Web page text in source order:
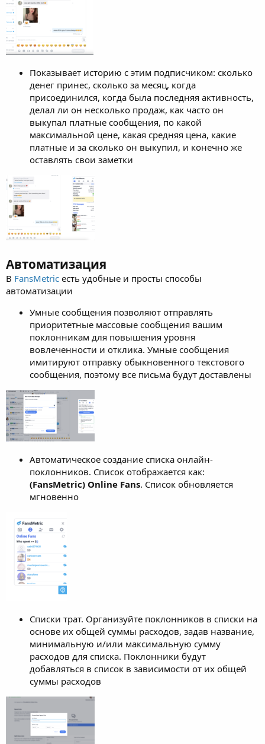
Показывает историю с этим подписчиком: сколько
денег принес, сколько за месяц, когда
присоединился, когда была последняя активность,
делал ли он несколько продаж, как часто он
выкупал платные сообщения, по какой
максимальной цене, какая средняя цена, какие
платные и за сколько он выкупил, и конечно же
оставлять свои заметки
Автоматизация
В FansMetric есть удобные и просты способы
автоматизации
Умные сообщения позволяют отправлять
приоритетные массовые сообщения вашим
поклонникам для повышения уровня
вовлеченности и отклика. Умные сообщения
имитируют отправку обыкновенного текстового
сообщения, поэтому все письма будут доставлены
Автоматическое создание списка онлайн-
поклонников. Список отображается как:
(FansMetric) Online Fans. Список обновляется
мгновенно
Списки трат. Организуйте поклонников в списки на
основе их общей суммы расходов, задав название,
минимальную и/или максимальную сумму
расходов для списка. Поклонники будут
добавляться в список в зависимости от их общей
суммы расходов